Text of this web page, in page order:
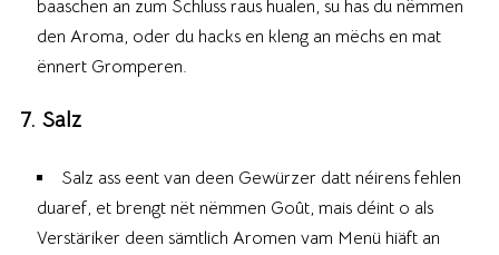
baaschen an zum Schluss raus hualen, su has du nëmmen
den Aroma, oder du hacks en kleng an mëchs en mat
ënnert Gromperen.
7. Salz
Salz ass eent van deen Gewürzer datt néirens fehlen
duaref, et brengt nët nëmmen Goût, mais déint o als
Verstäriker deen sämtlich Aromen vam Menü hiäft an